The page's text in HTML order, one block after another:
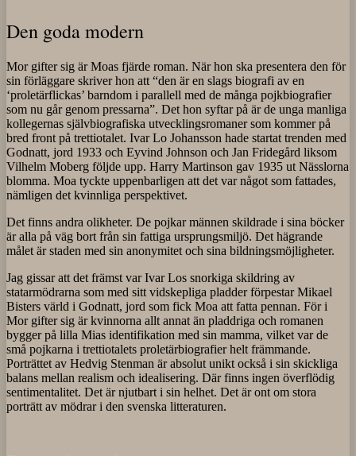
Den goda modern
Mor gifter sig är Moas fjärde roman. När hon ska presentera den för
sin förläggare skriver hon att “den är en slags biografi av en
‘proletärflickas’ barndom i parallell med de många pojkbiografier
som nu går genom pressarna”. Det hon syftar på är de unga manliga
kollegernas självbiografiska utvecklingsromaner som kommer på
bred front på trettiotalet. Ivar Lo Johansson hade startat trenden med
Godnatt, jord 1933 och Eyvind Johnson och Jan Fridegård liksom
Vilhelm Moberg följde upp. Harry Martinson gav 1935 ut Nässlorna
blomma. Moa tyckte uppenbarligen att det var något som fattades,
nämligen det kvinnliga perspektivet.
Det finns andra olikheter. De pojkar männen skildrade i sina böcker
är alla på väg bort från sin fattiga ursprungsmiljö. Det hägrande
målet är staden med sin anonymitet och sina bildningsmöjligheter.
Jag gissar att det främst var Ivar Los snorkiga skildring av
statarmödrarna som med sitt vidskepliga pladder förpestar Mikael
Bisters värld i Godnatt, jord som fick Moa att fatta pennan. För i
Mor gifter sig är kvinnorna allt annat än pladdriga och romanen
bygger på lilla Mias identifikation med sin mamma, vilket var de
små pojkarna i trettiotalets proletärbiografier helt främmande.
Porträttet av Hedvig Stenman är absolut unikt också i sin skickliga
balans mellan realism och idealisering. Där finns ingen överflödig
sentimentalitet. Det är njutbart i sin helhet. Det är ont om stora
porträtt av mödrar i den svenska litteraturen.